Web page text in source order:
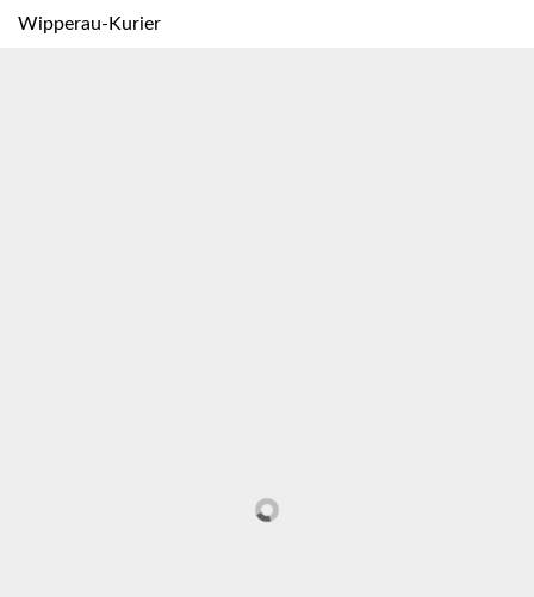
Wipperau-Kurier